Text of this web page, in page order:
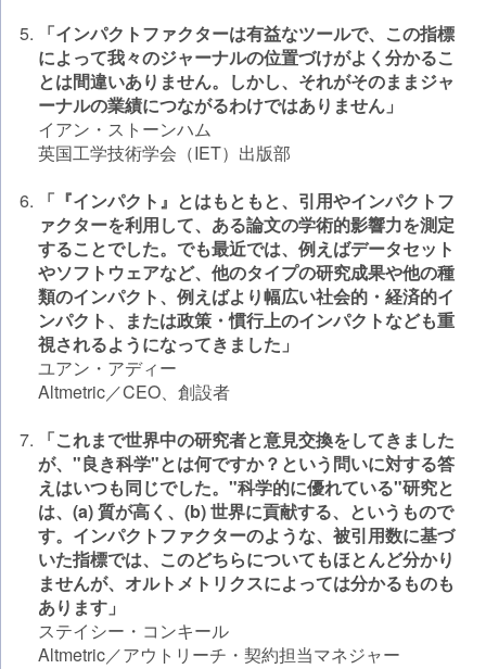
「インパクトファクターは有益なツールで、この指標
によって我々のジャーナルの位置づけがよく分かるこ
とは間違いありません。しかし、それがそのままジャ
ーナルの業績につながるわけではありません」
イアン・ストーンハム
英国工学技術学会（IET）出版部
「『インパクト』とはもともと、引用やインパクトフ
ァクターを利用して、ある論文の学術的影響力を測定
することでした。でも最近では、例えばデータセット
やソフトウェアなど、他のタイプの研究成果や他の種
類のインパクト、例えばより幅広い社会的・経済的イ
ンパクト、または政策・慣行上のインパクトなども重
視されるようになってきました」
ユアン・アディー
Altmetric／CEO、創設者
「これまで世界中の研究者と意見交換をしてきました
が、"良き科学"とは何ですか？という問いに対する答
えはいつも同じでした。"科学的に優れている"研究と
は、(a) 質が高く、(b) 世界に貢献する、というもので
す。インパクトファクターのような、被引用数に基づ
いた指標では、このどちらについてもほとんど分かり
ませんが、オルトメトリクスによっては分かるものも
あります」
ステイシー・コンキール
Altmetric／アウトリーチ・契約担当マネジャー